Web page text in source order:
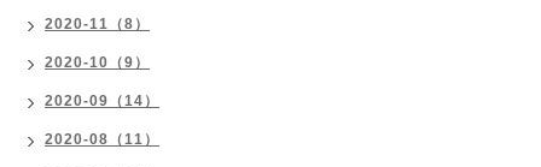
2020-11（8）
2020-10（9）
2020-09（14）
2020-08（11）